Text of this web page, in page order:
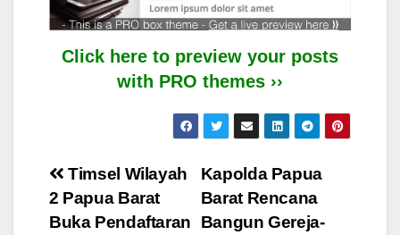
Click here to preview your posts
with PRO themes ››
Post
navigation
Kapolda Papua
Barat Rencana
Bangun Gereja-
Timsel Wilayah
2 Papua Barat
Buka Pendaftaran